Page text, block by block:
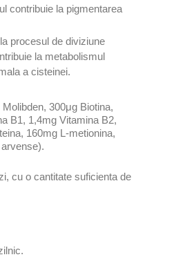
contribuie la pigmentarea
procesul de diviziune
la metabolismul
a cisteinei.
300μg Biotina,
B1, 1,4mg Vitamina B2,
160mg L-metionina,
cu o cantitate suficienta de